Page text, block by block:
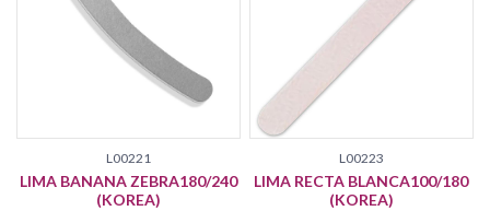
L00221
LIMA BANANA ZEBRA180/240
(KOREA)
L00223
LIMA RECTA BLANCA100/180
(KOREA)